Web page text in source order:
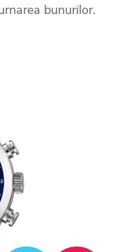
bunurilor.